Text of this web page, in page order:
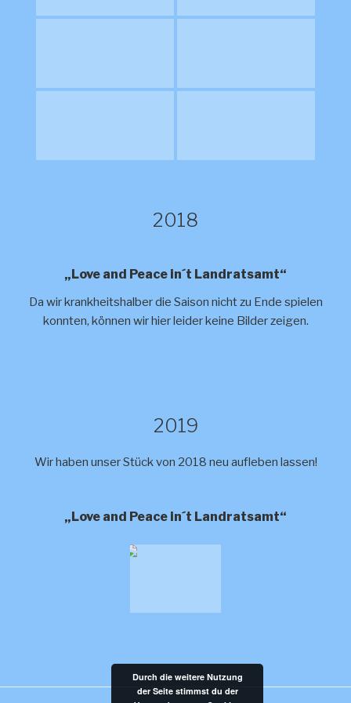
2018
„Love and Peace in´t Landratsamt“
Da wir krankheitshalber die Saison nicht zu Ende spielen
konnten, können wir hier leider keine Bilder zeigen.
2019
Wir haben unser Stück von 2018 neu aufleben lassen!
„Love and Peace in´t Landratsamt“
Durch die weitere Nutzung
der Seite stimmst du der